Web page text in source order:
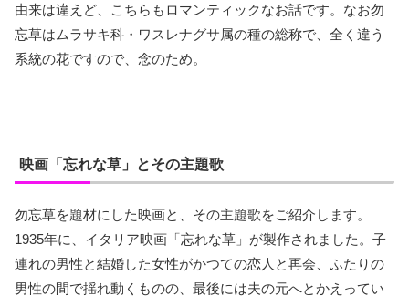
由来は違えど、こちらもロマンティックなお話です。なお勿
忘草はムラサキ科・ワスレナグサ属の種の総称で、全く違う
系統の花ですので、念のため。
映画「忘れな草」とその主題歌
勿忘草を題材にした映画と、その主題歌をご紹介します。
1935年に、イタリア映画「忘れな草」が製作されました。子
連れの男性と結婚した女性がかつての恋人と再会、ふたりの
男性の間で揺れ動くものの、最後には夫の元へとかえってい